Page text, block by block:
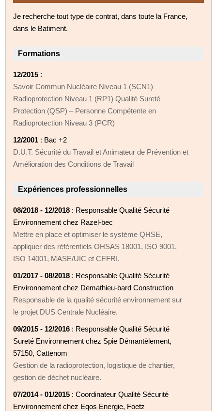
Je recherche tout type de contrat, dans toute la France,
dans le Batiment.
Formations
12/2015 :
Savoir Commun Nucléaire Niveau 1 (SCN1) –
Radioprotection Niveau 1 (RP1) Qualité Sureté
Protection (QSP) – Personne Compétente en
Radioprotection Niveau 3 (PCR)
12/2001 : Bac +2
D.U.T. Sécurité du Travail et Animateur de Prévention et
Amélioration des Conditions de Travail
Expériences professionnelles
08/2018 - 12/2018 : Responsable Qualité Sécurité
Environnement chez Razel-bec
Mettre en place et optimiser le système QHSE,
appliquer des référentiels OHSAS 18001, ISO 9001,
ISO 14001, MASE/UIC et CEFRI.
01/2017 - 08/2018 : Responsable Qualité Sécurité
Environnement chez Demathieu-bard Construction
Responsable de la qualité sécurité environnement sur
le projet DUS Centrale Nucléaire.
09/2015 - 12/2016 : Responsable Qualité Sécurité
Sureté Environnement chez Spie Démantèlement,
57150, Cattenom
Gestion de la radioprotection, logistique de chantier,
gestion de déchet nucléaire.
07/2014 - 01/2015 : Coordinateur Qualité Sécurité
Environnement chez Eqos Energie, Foetz